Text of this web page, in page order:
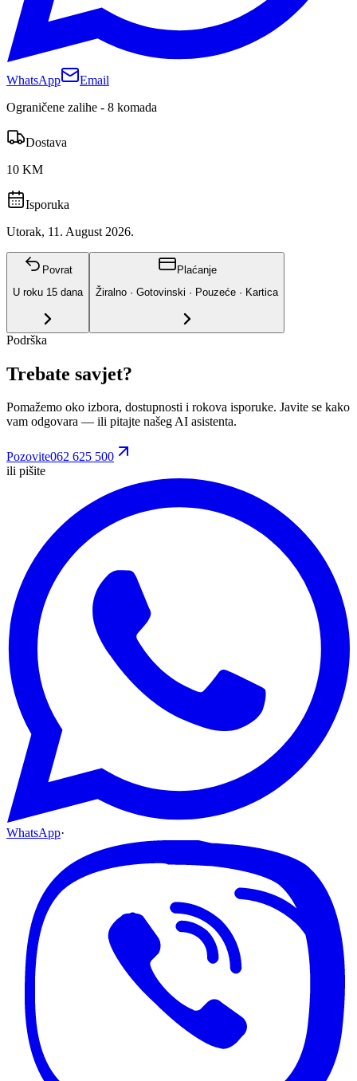
WhatsApp
Email
Ograničene zalihe - 8 komada
Dostava
10 KM
Isporuka
Utorak, 11. August 2026.
Povrat
U roku 15 dana
Plaćanje
Žiralno · Gotovinski · Pouzeće · Kartica
Podrška
Trebate savjet?
Pomažemo oko izbora, dostupnosti i rokova isporuke. Javite se kako
vam odgovara — ili pitajte našeg AI asistenta.
Pozovite062 625 500
ili pišite
WhatsApp·